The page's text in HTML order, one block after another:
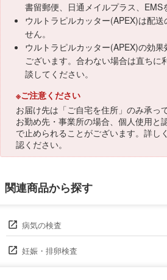
書留郵便、日通メイルプラス、EMS
ウルトラピルカッター(APEX)は配
せん。
ウルトラピルカッター(APEX)の効
ございます。合わない場合は直ちに
談してください。
※ご注意ください
お届け先は「ご自宅を住所」のみ承っ
お勤め先・事業所の場合、個人使用と
で止められることがございます。詳し
認ください。
関連商品から探す
病気の検査
妊娠・排卵検査